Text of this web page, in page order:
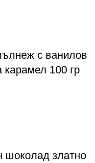
с ванилов
100 гр
шоколад златно